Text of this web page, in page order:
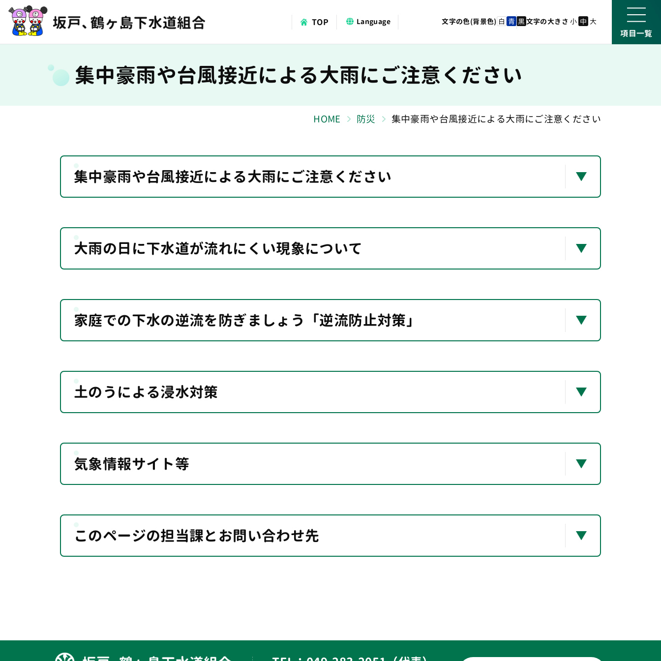
TOP Language 文字の色(背景色) 白 青 黒 文字の大きさ 小 中 大
集中豪雨や台風接近による大雨にご注意ください
HOME 防災 集中豪雨や台風接近による大雨にご注意ください
集中豪雨や台風接近による大雨にご注意ください
大雨の日に下水道が流れにくい現象について
家庭での下水の逆流を防ぎましょう「逆流防止対策」
土のうによる浸水対策
気象情報サイト等
このページの担当課とお問い合わせ先